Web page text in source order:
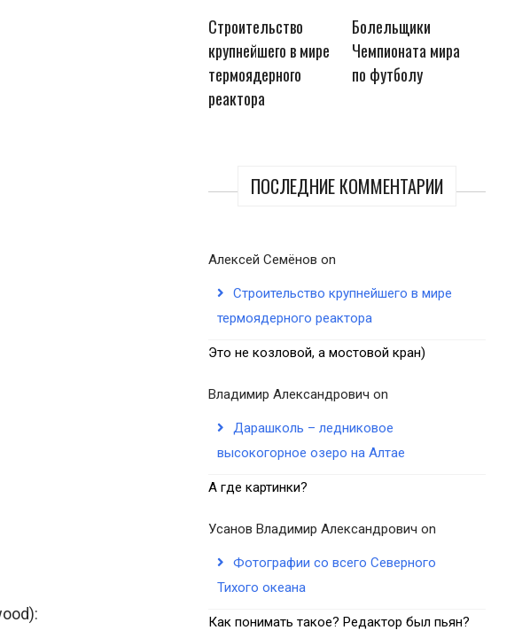
Строительство
крупнейшего в мире
термоядерного
реактора
Болельщики
Чемпионата мира
по футболу
ПОСЛЕДНИЕ КОММЕНТАРИИ
Алексей Семёнов on
Строительство крупнейшего в мире
термоядерного реактора
Это не козловой, а мостовой кран)
Владимир Александрович on
Дарашколь – ледниковое
высокогорное озеро на Алтае
А где картинки?
Усанов Владимир Александрович on
Фотографии со всего Северного
Тихого океана
Как понимать такое? Редактор был пьян?